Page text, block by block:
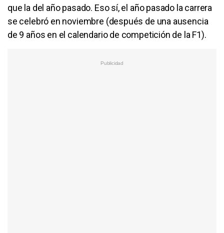
que la del año pasado. Eso sí, el año pasado la carrera
se celebró en noviembre (después de una ausencia
de 9 años en el calendario de competición de la F1).